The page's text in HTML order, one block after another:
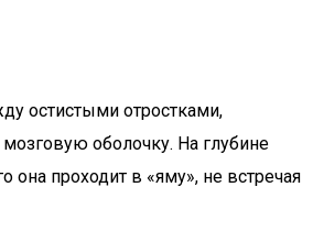
остистыми отростками,
оболочку. На глубине
она проходит в «яму», не встречая